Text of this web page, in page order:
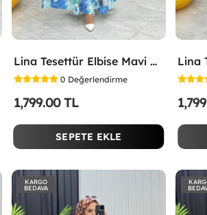
Lina Tesettür Elbise Mavi Mavi
0 Değerlendirme
1,799.00 TL
SEPETE EKLE
KARGO
BEDAVA